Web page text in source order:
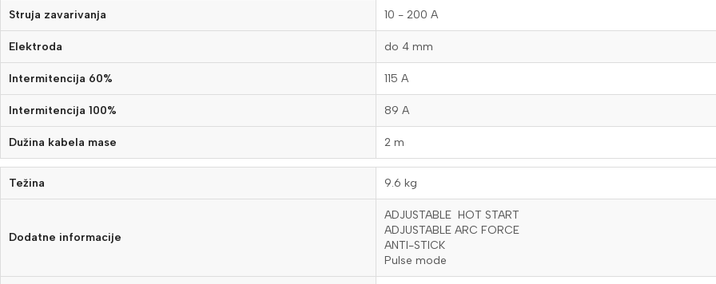
Struja zavarivanja 10 - 200 A
Elektroda do 4 mm
Intermitencija 60% 115 A
Intermitencija 100% 89 A
Dužina kabela mase 2 m
Težina 9.6 kg
Dodatne informacije
ADJUSTABLE HOT START
ADJUSTABLE ARC FORCE
ANTI-STICK
Pulse mode